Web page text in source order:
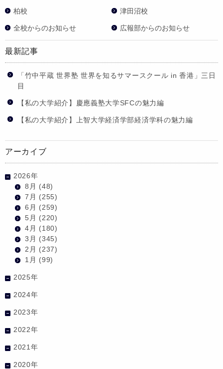
柏校 津田沼校
全校からのお知らせ 広報部からのお知らせ
最新記事
「竹中平蔵 世界塾 世界を知るサマースクール in 香港」三日
目
【私の大学紹介】慶應義塾大学SFCの魅力編
【私の大学紹介】上智大学経済学部経済学科の魅力編
アーカイブ
2026年
8月 (48)
7月 (255)
6月 (259)
5月 (220)
4月 (180)
3月 (345)
2月 (237)
1月 (99)
2025年
2024年
2023年
2022年
2021年
2020年